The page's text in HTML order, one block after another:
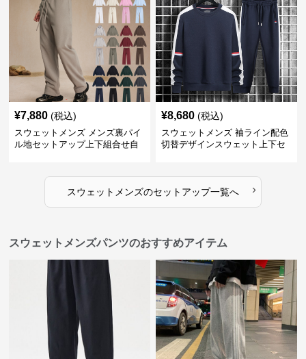
¥7,880 (税込)
スウェットメンズ メンズ裏パイ
ル地セットアップ上下組合せ自
¥8,680 (税込)
スウェットメンズ 袖ライン配色
切替デザインスウェット上下セ
スウェットメンズのセットアップ一覧へ ›
スウェットメンズパンツのおすすめアイテム